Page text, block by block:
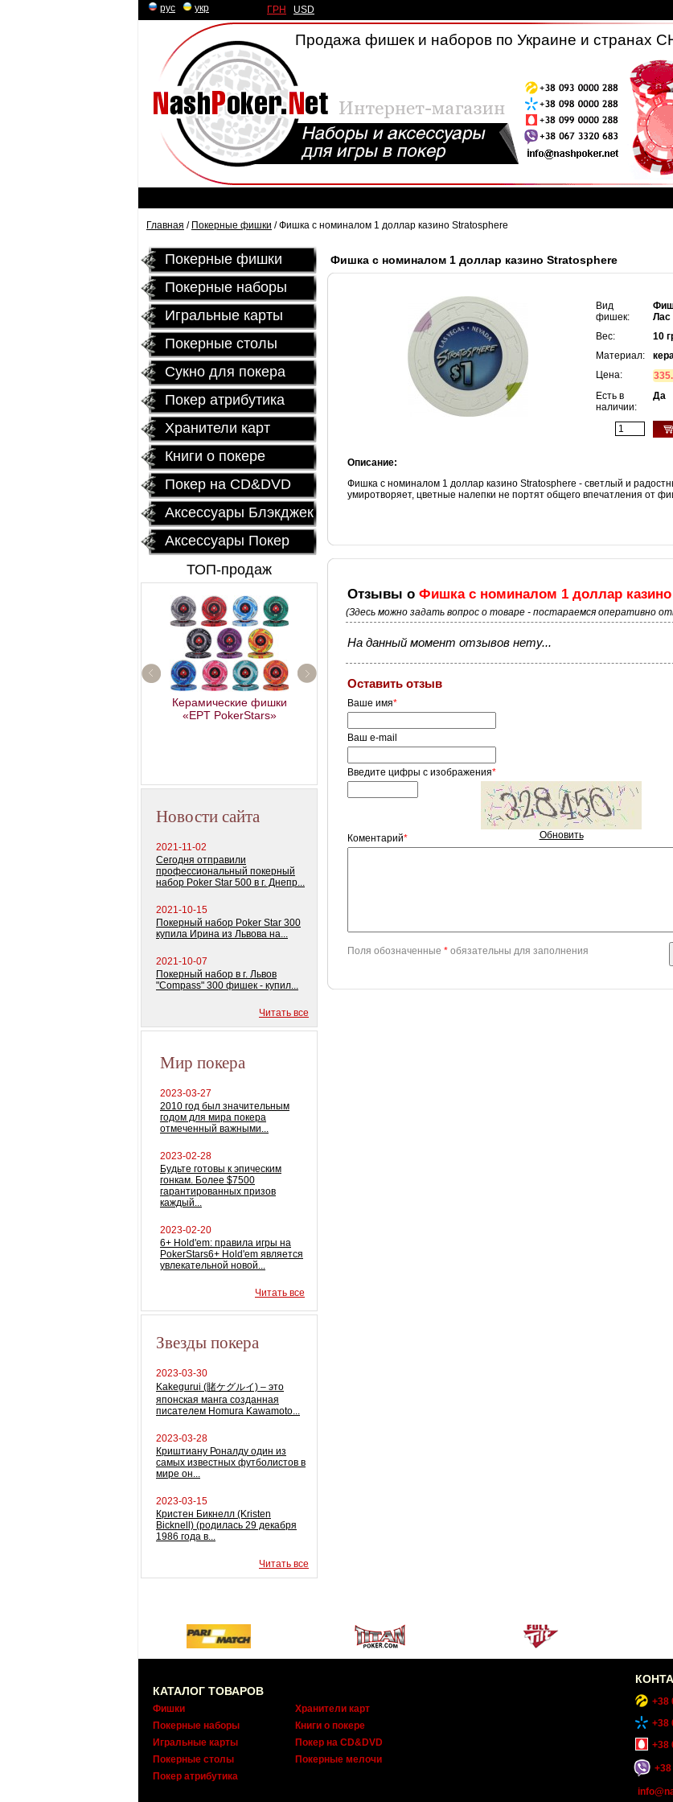
рус укр ГРН USD
Продажа фишек и наборов по Украине и странах
Главная / Покерные фишки / Фишка с номиналом 1 доллар казино Stratosphere
Покерные фишки
Покерные наборы
Игральные карты
Покерные столы
Сукно для покера
Покер атрибутика
Хранители карт
Книги о покере
Покер на CD&DVD
Аксессуары Блэкджек
Аксессуары Покер
ТОП-продаж
Керамические фишки
«EPT PokerStars»
Профессиональный
"Monte Carlo Millions"
Новости сайта
2021-11-02
Сегодня отправили
профессиональный покерный
набор Poker Star 500 в г. Днепр...
2021-10-15
Покерный набор Poker Star 300
купила Ирина из Львова на...
2021-10-07
Покерный набор в г. Львов
"Compass" 300 фишек - купил...
Читать все
Мир покера
2023-03-27
2010 год был значительным
годом для мира покера
отмеченный важными...
2023-02-28
Будьте готовы к эпическим
гонкам. Более $7500
гарантированных призов
каждый...
2023-02-20
6+ Hold'em: правила игры на
PokerStars6+ Hold'em является
увлекательной новой...
Читать все
Звезды покера
2023-03-30
Kakegurui (賭ケグルイ) – это
японская манга созданная
писателем Homura Kawamoto...
2023-03-28
Криштиану Роналду один из
самых известных футболистов в
мире он...
2023-03-15
Кристен Бикнелл (Kristen
Bicknell) (родилась 29 декабря
1986 года в...
Читать все
Фишка с номиналом 1 доллар казино Stratosphere
Вид
фишек:
Лас
Вес:
10
Материал:
Цена:
Есть в
наличии:
Да
Описание:
Фишка с номиналом 1 доллар казино Stratosphere - светлый и
умиротворяет, цветные налепки не портят общего впечатления от
Отзывы о Фишка с номиналом 1 доллар
(Здесь можно задать вопрос о товаре - постараемся оперативно
На данный момент отзывов нету...
Оставить отзыв
Ваше имя*
Ваш e-mail
Введите цифры с изображения*
Обновить
Коментарий*
Поля обозначенные * обязательны для заполнения
КАТАЛОГ ТОВАРОВ
Фишки
Покерные наборы
Игральные карты
Покерные столы
Покер атрибутика
Хранители карт
Книги о покере
Покер на CD&DVD
Покерные мелочи
+38
+38
+38